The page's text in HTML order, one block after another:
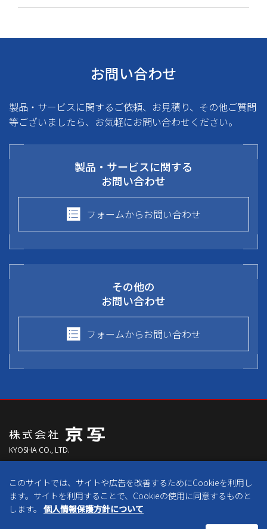
お問い合わせ
製品・サービスに関するご依頼、お見積り、その他ご質問
等ございましたら、お気軽にお問い合わせください。
製品・サービスに関する
お問い合わせ
フォームからお問い合わせ
その他の
お問い合わせ
フォームからお問い合わせ
KYOSHA CO., LTD.
京都府久世郡久御山町森村東300番地
免責事項 個人情報保護方針
このサイトでは、サイトや広告を改善するためにCookieを利用し
ます。サイトを利用することで、Cookieの使用に同意するものと
します。 個人情報保護方針について